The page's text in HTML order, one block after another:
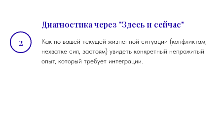
Диагностика через "Здесь и сейчас"
Как по вашей текущей жизненной ситуации (конфликтам,
нехватке сил, застоям) увидеть конкретный непрожитый
опыт, который требует интеграции.